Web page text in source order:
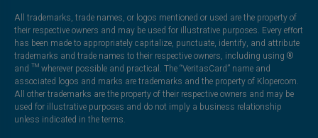
All trademarks, trade names, or logos mentioned or used are the property of
their respective owners and may be used for illustrative purposes. Every effort
has been made to appropriately capitalize, punctuate, identify, and attribute
trademarks and trade names to their respective owners, including using ®
and ™ wherever possible and practical. The “VeritasCard” name and
associated logos and marks are trademarks and the property of Klopercom.
All other trademarks are the property of their respective owners and may be
used for illustrative purposes and do not imply a business relationship
unless indicated in the terms.